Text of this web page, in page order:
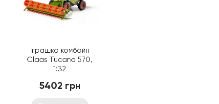
Іграшка комбайн
Claas Tucano 570,
1:32
5402 грн